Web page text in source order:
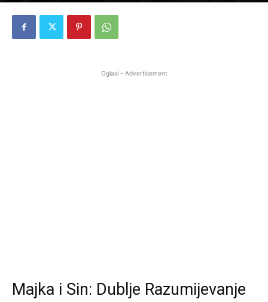
Oglasi - Advertisement
Majka i Sin: Dublje Razumijevanje